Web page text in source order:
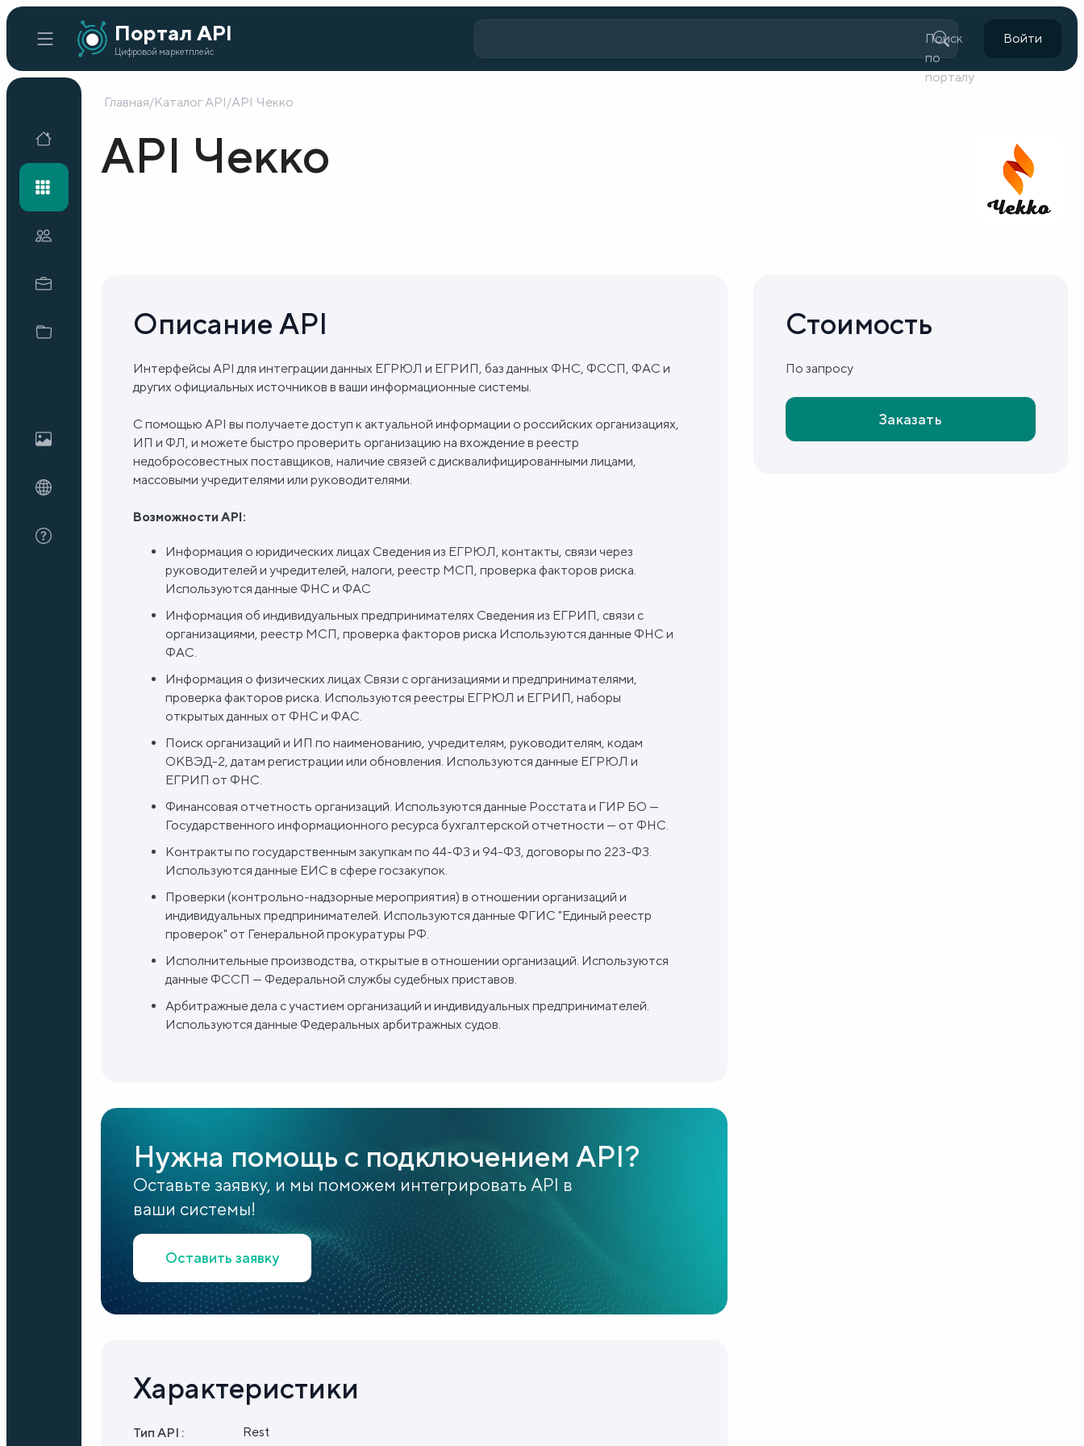
Портал API
Цифровой маркетплейс
Поиск
по
порталу
Войти
Главная/Каталог API/API Чекко
API Чекко
Описание API
Интерфейсы API для интеграции данных ЕГРЮЛ и ЕГРИП, баз данных ФНС, ФССП, ФАС и
других официальных источников в ваши информационные системы.
С помощью API вы получаете доступ к актуальной информации о российских организациях,
ИП и ФЛ, и можете быстро проверить организацию на вхождение в реестр
недобросовестных поставщиков, наличие связей с дисквалифицированными лицами,
массовыми учредителями или руководителями.
Возможности API:
Информация о юридических лицах Сведения из ЕГРЮЛ, контакты, связи через
руководителей и учредителей, налоги, реестр МСП, проверка факторов риска.
Используются данные ФНС и ФАС
Информация об индивидуальных предпринимателях Сведения из ЕГРИП, связи с
организациями, реестр МСП, проверка факторов риска Используются данные ФНС и
ФАС.
Информация о физических лицах Связи с организациями и предпринимателями,
проверка факторов риска. Используются реестры ЕГРЮЛ и ЕГРИП, наборы
открытых данных от ФНС и ФАС.
Поиск организаций и ИП по наименованию, учредителям, руководителям, кодам
ОКВЭД-2, датам регистрации или обновления. Используются данные ЕГРЮЛ и
ЕГРИП от ФНС.
Финансовая отчетность организаций. Используются данные Росстата и ГИР БО —
Государственного информационного ресурса бухгалтерской отчетности — от ФНС.
Контракты по государственным закупкам по 44-ФЗ и 94-ФЗ, договоры по 223-ФЗ.
Используются данные ЕИС в сфере госзакупок.
Проверки (контрольно-надзорные мероприятия) в отношении организаций и
индивидуальных предпринимателей. Используются данные ФГИС "Единый реестр
проверок" от Генеральной прокуратуры РФ.
Исполнительные производства, открытые в отношении организаций. Используются
данные ФССП — Федеральной службы судебных приставов.
Арбитражные дела с участием организаций и индивидуальных предпринимателей.
Используются данные Федеральных арбитражных судов.
Нужна помощь с подключением API?
Оставьте заявку, и мы поможем интегрировать API в
ваши системы!
Оставить заявку
Характеристики
Тип API :
Rest
Стоимость
По запросу
Заказать